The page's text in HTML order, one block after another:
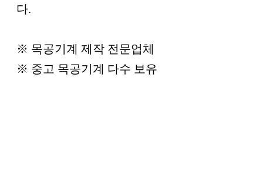
다.
※ 목공기계 제작 전문업체
※ 중고 목공기계 다수 보유